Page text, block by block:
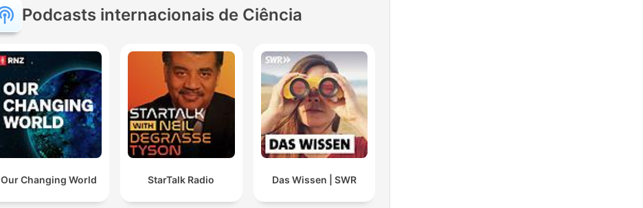
Podcasts internacionais de Ciência
Our Changing World StarTalk Radio Das Wissen | SWR